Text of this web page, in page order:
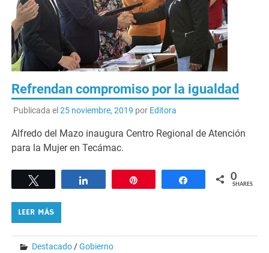
Refrendan compromiso por la igualdad
Publicada el 25 noviembre, 2019 por Editora
Alfredo del Mazo inaugura Centro Regional de Atención
para la Mujer en Tecámac.
Share 0
SHARES
LEER MÁS
Destacado /Gobierno